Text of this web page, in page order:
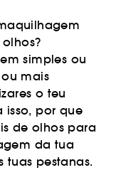
simples ou
mais
o teu
isso, por que
de olhos para
da tua
tuas pestanas.